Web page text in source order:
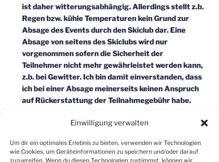
Einwilligung verwalten
Um dir ein optimales Erlebnis zu bieten, verwenden wir Technologien
wie Cookies, um Geräteinformationen zu speichern und/oder darauf
zuzugreifen. Wenn du diesen Technologien zustimmst, können wir
ist daher witterungsabhängig. Allerdings stellt z.b.
Regen bzw. kühle Temperaturen kein Grund zur
Absage des Events durch den Skiclub dar. Eine
Absage von seitens des Skiclubs wird nur
vorgenommen sofern die Sicherheit der
Teilnehmer nicht mehr gewährleistet werden kann,
z.b. bei Gewitter. Ich bin damit einverstanden, dass
ich bei einer Absage meinerseits keinen Anspruch
auf Rückerstattung der Teilnahmegebühr habe.